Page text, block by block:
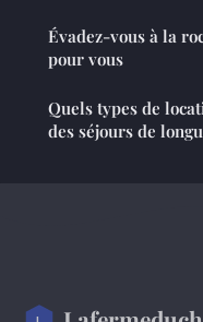
Évadez-vous à la
pour vous
Quels types de
des séjours de